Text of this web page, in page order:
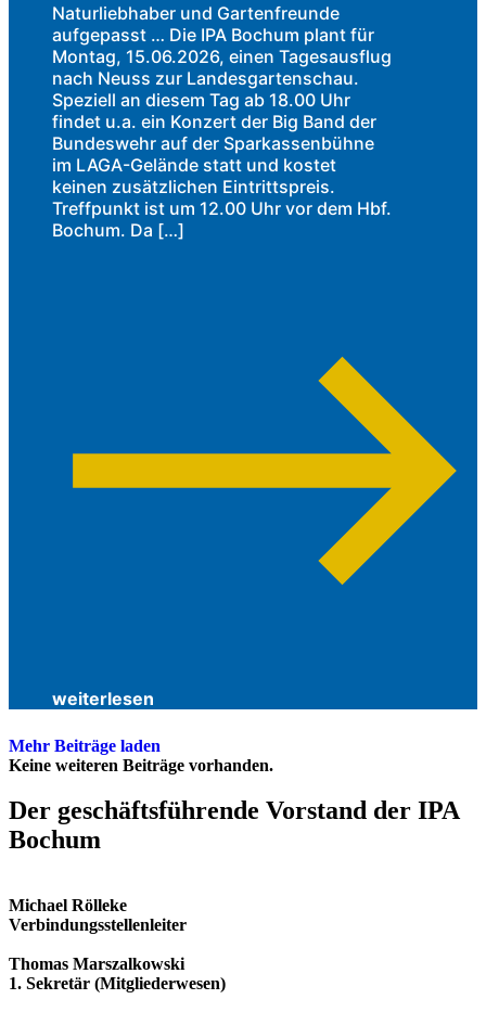
Naturliebhaber und Gartenfreunde
aufgepasst … Die IPA Bochum plant für
Montag, 15.06.2026, einen Tagesausflug
nach Neuss zur Landesgartenschau.
Speziell an diesem Tag ab 18.00 Uhr
findet u.a. ein Konzert der Big Band der
Bundeswehr auf der Sparkassenbühne
im LAGA-Gelände statt und kostet
keinen zusätzlichen Eintrittspreis.
Treffpunkt ist um 12.00 Uhr vor dem Hbf.
Bochum. Da […]
weiterlesen
Mehr Beiträge laden
Keine weiteren Beiträge vorhanden.
Der geschäfts­führende Vorstand der IPA
Bochum
Michael Rölleke
Verbindungsstellenleiter
Thomas Marszalkowski
1. Sekretär (Mitgliederwesen)